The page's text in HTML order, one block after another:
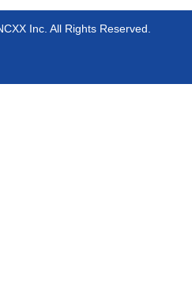
Inc. All Rights Reserved.